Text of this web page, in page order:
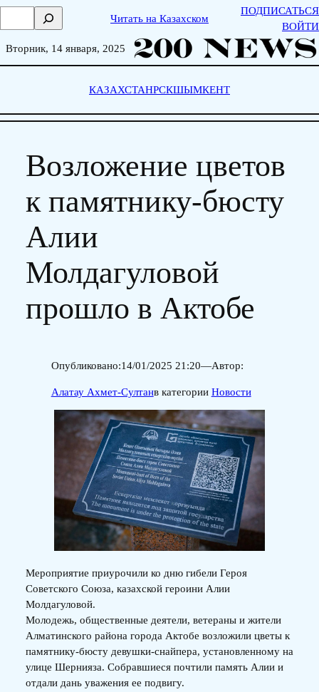
Skip
о
Читать на Казахском
ПОДПИСАТЬСЯ
ВОЙТИ
Вторник, 14 января, 2025
КАЗАХСТАНРСКШЫМКЕНТ
Возложение цветов
к памятнику-бюсту
Алии
Молдагуловой
прошло в Актобе
Опубликовано:14/01/2025 21:20—Автор:
Алатау Ахмет-Султанв категории Новости
Мероприятие приурочили ко дню гибели Героя
Советского Союза, казахской героини Алии
Молдагуловой.
Молодежь, общественные деятели, ветераны и жители
Алматинского района города Актобе возложили цветы к
памятнику-бюсту девушки-снайпера, установленному на
улице Шернияза. Собравшиеся почтили память Алии и
отдали дань уважения ее подвигу.